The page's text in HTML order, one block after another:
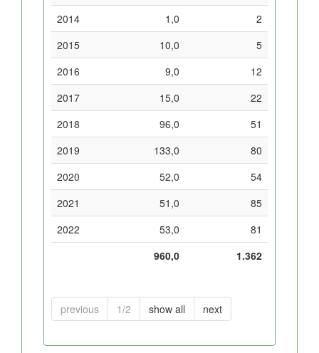
2014
1,0
2
2015
10,0
5
2016
9,0
12
2017
15,0
22
2018
96,0
51
2019
133,0
80
2020
52,0
54
2021
51,0
85
2022
53,0
81
960,0
1.362
previous 1/2 show all next